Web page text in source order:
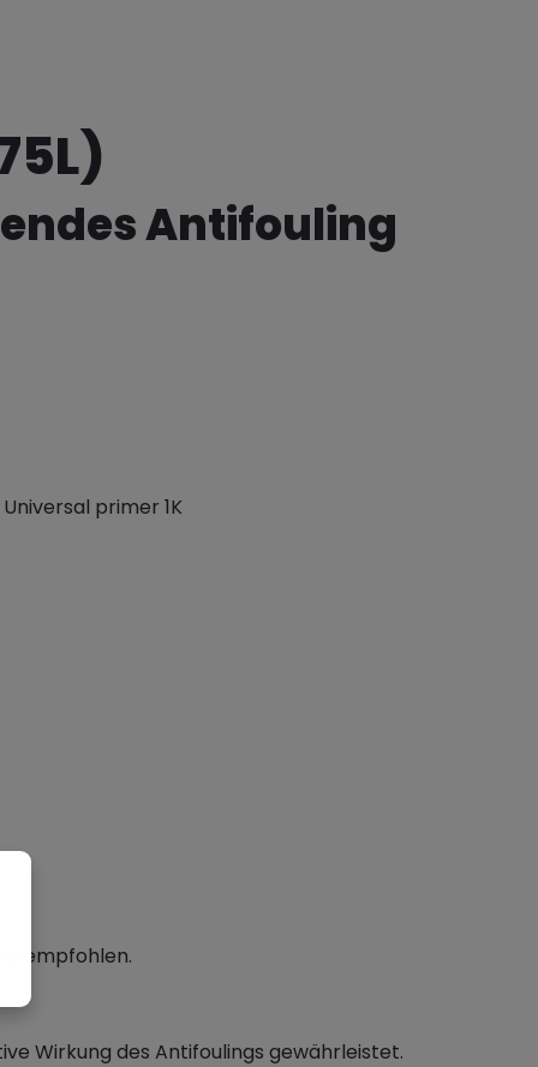
Antifouling
primer 1K
empfohlen.
Wirkung des Antifoulings gewährleistet.